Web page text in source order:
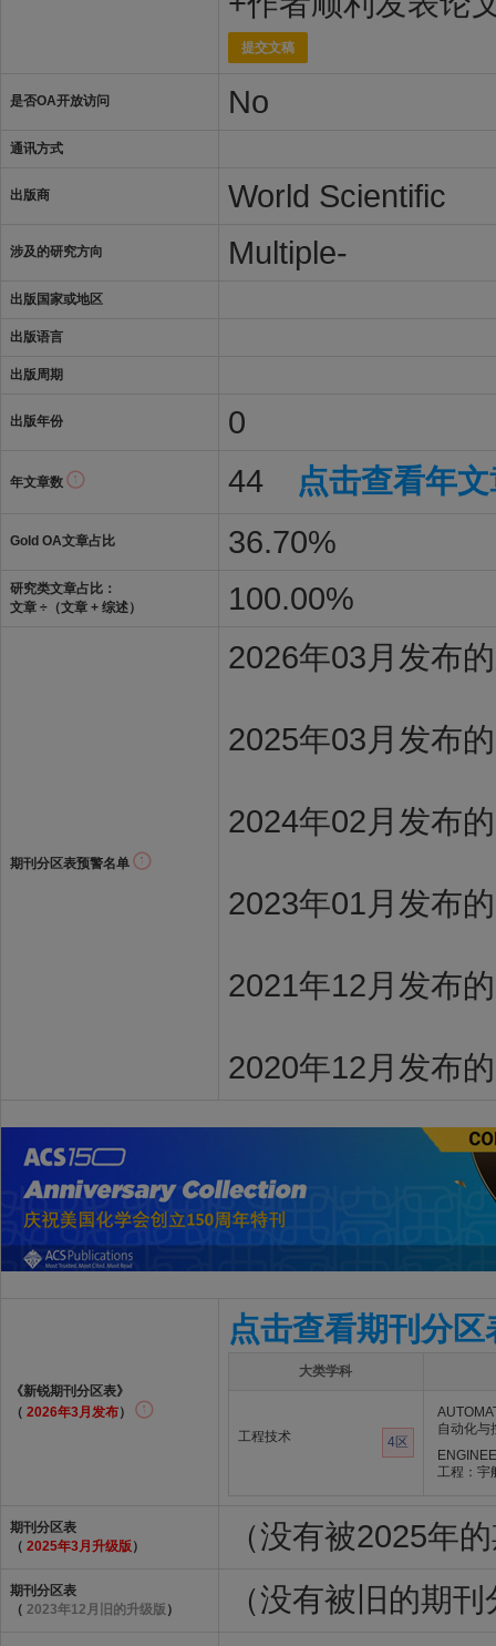
提交文稿
是否OA开放访问 No
通讯方式
出版商 World Scientific
涉及的研究方向 Multiple-
出版国家或地区
出版语言
出版周期
出版年份 0
年文章数 44 点击查看年
Gold OA文章占比 36.70%
研究类文章占比：
文章 ÷（文章 + 综述）
100.00%
期刊分区表预警名单
2026年03月发布
2025年03月发布
2024年02月发布
2023年01月发布
2021年12月发布
2020年12月发布
《新锐期刊分区表》
（ 2026年3月发布）
点击查看期刊分区
大类学科
工程技术 4区
自动化与
工程：宇
期刊分区表
（ 2025年3月升级版 ） （没有被2025年
期刊分区表
（ 2023年12月旧的升级版 ） （没有被旧的期